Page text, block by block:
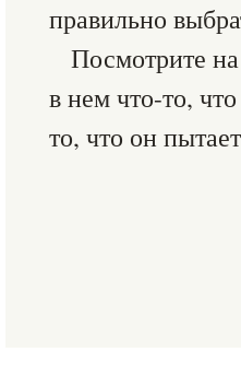
правильно
Посмотрите
в нем что-то,
то, что он